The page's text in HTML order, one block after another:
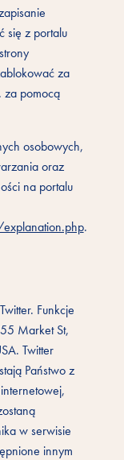
się z portalu
za
za pomocą
osobowych,
oraz
na portalu
.
Funkcje
Market St,
Twitter
Państwo z
w serwisie
innym